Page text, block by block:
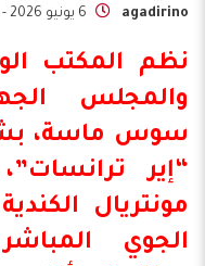
agadirino 6 يونيو 2026 - 13:38
نظم المكتب
والمجلس
سوس ماسة،
“إير
مونتريال
الجوي